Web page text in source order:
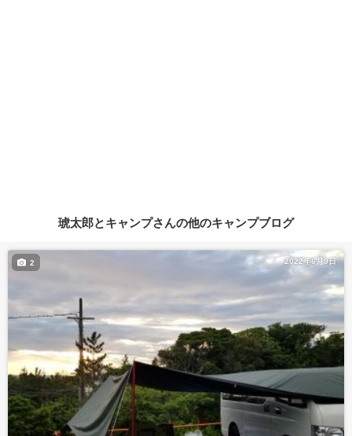
琥太郎とキャンプさんの他のキャンプブログ
2022年6月9日
2